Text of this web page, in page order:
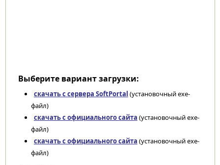
Выберите вариант загрузки:
скачать с сервера SoftPortal (установочный exe-
файл)
скачать с официального сайта (установочный exe-
файл)
скачать с официального сайта (установочный exe-
файл)